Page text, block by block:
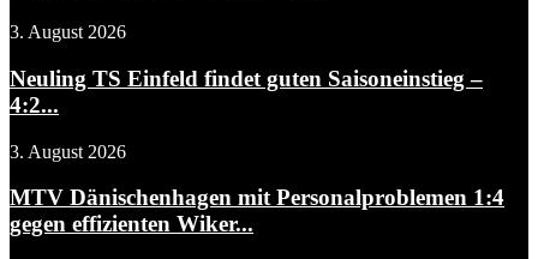
3. August 2026
Neuling TS Einfeld findet guten Saisoneinstieg –
4:2...
3. August 2026
MTV Dänischenhagen mit Personalproblemen 1:4
gegen effizienten Wiker...